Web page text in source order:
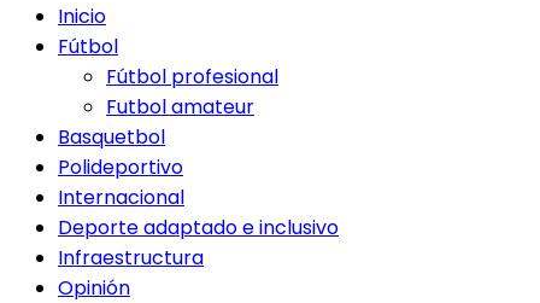
Inicio
Fútbol
Fútbol profesional
Futbol amateur
Basquetbol
Polideportivo
Internacional
Deporte adaptado e inclusivo
Infraestructura
Opinión